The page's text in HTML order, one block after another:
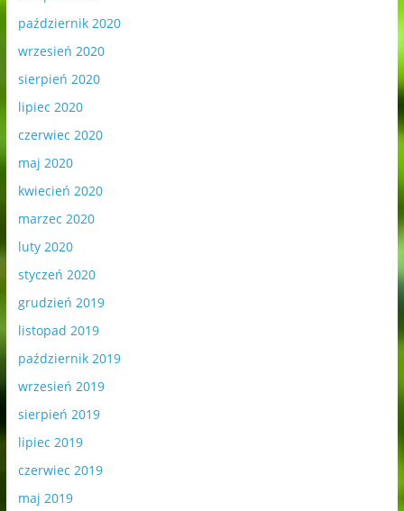
październik 2020
wrzesień 2020
sierpień 2020
lipiec 2020
czerwiec 2020
maj 2020
kwiecień 2020
marzec 2020
luty 2020
styczeń 2020
grudzień 2019
listopad 2019
październik 2019
wrzesień 2019
sierpień 2019
lipiec 2019
czerwiec 2019
maj 2019